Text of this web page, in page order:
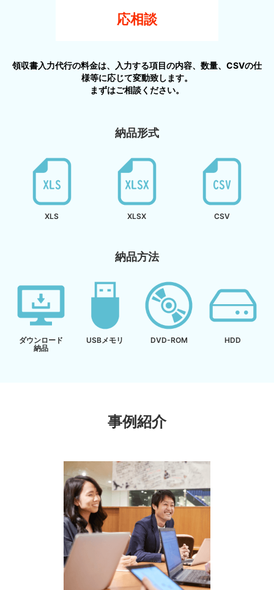
応相談
領収書入力代行の料金は、入力する項目の内容、数量、CSVの仕
様等に応じて変動致します。
まずはご相談ください。
納品形式
XLS XLSX CSV
納品方法
ダウンロード
納品
USBメモリ DVD-ROM HDD
事例紹介